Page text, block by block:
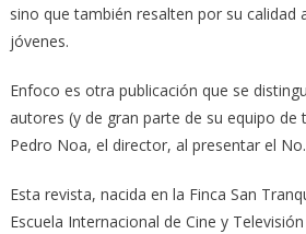
sino que también resalten por su calidad
jóvenes.
Enfoco es otra publicación que se
autores (y de gran parte de su equipo
Pedro Noa, el director, al presentar el
Esta revista, nacida en la Finca San
Escuela Internacional de Cine y